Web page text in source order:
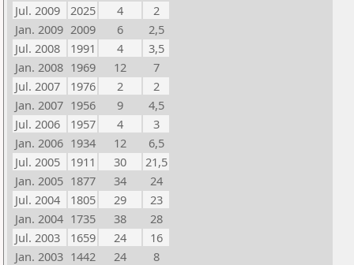
Jul. 2009
2025 4
2
Jan. 2009 2009 6
2,5
Jul. 2008
1991 4
3,5
Jan. 2008 1969 12
7
Jul. 2007
1976 2
2
Jan. 2007 1956 9
4,5
Jul. 2006
1957 4
3
Jan. 2006 1934 12
6,5
Jul. 2005
1911 30
21,5
Jan. 2005 1877 34
24
Jul. 2004
1805 29
23
Jan. 2004 1735 38
28
Jul. 2003
1659 24
16
Jan. 2003 1442 24
8